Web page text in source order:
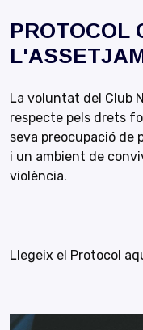
PROTOCOL
La voluntat del Club
respecte pels drets
seva preocupació de
i un ambient de
violència.
Llegeix el Protocol